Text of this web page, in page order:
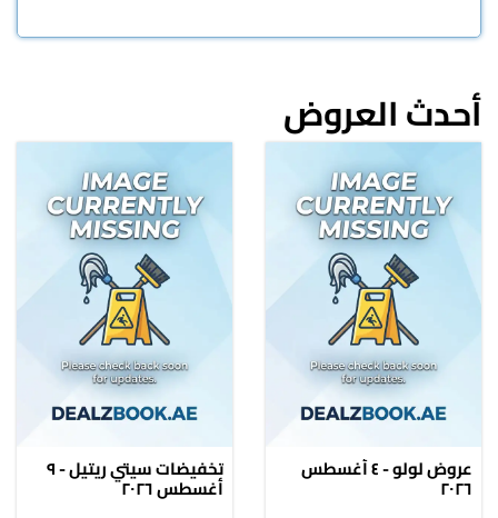
أحدث العروض
عروض لولو - ٤ أغسطس
٢٠٢٦
تخفيضات سيتي ريتيل - ٩
أغسطس ٢٠٢٦